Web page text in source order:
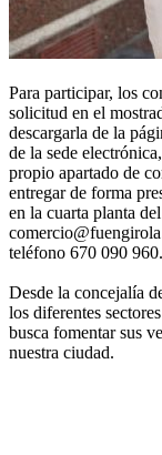
Para participar, los
solicitud en el
descargarla de la
de la sede
propio apartado de
entregar de forma
en la cuarta planta
teléfono 670 090 960.
Desde la concejalía
los diferentes
busca fomentar sus
nuestra ciudad.